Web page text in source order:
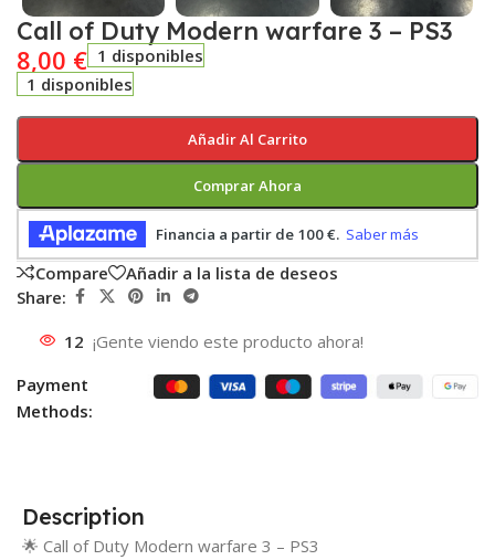
Call of Duty Modern warfare 3 – PS3
8,00 € 1 disponibles
1 disponibles
Añadir Al Carrito
Comprar Ahora
Compare
Añadir a la lista de deseos
Share:
12 ¡Gente viendo este producto ahora!
Payment
Methods:
Description
🌟 Call of Duty Modern warfare 3 – PS3